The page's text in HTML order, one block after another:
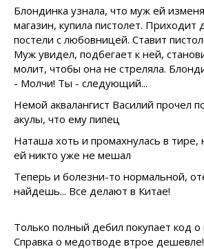
Блондинка узнала, что муж ей
магазин, купила пистолет. Приходит
постели с любовницей. Ставит
Муж увидел, подбегает к ней,
молит, чтобы она не стреляла.
- Молчи! Ты - следующий...
Немой аквалангист Василий прочел
акулы, что ему пипец
Наташа хоть и промахнулась в тире,
ей никто уже не мешал
Теперь и болезни-то нормальной,
найдешь... Все делают в Китае!
Только полный дебил покупает код о
Справка о медотводе втрое дешевле!